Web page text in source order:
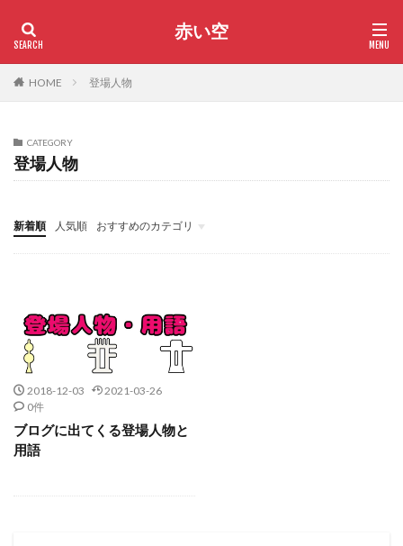
赤い空
HOME 登場人物
CATEGORY
登場人物
新着順 人気順
おすすめのカテゴリ
サヴィラジヌ星
神様・神社
歴史上の人物
霊的な話
2018-12-03
2021-03-26
0件
ブログに出てくる登場人物と
用語